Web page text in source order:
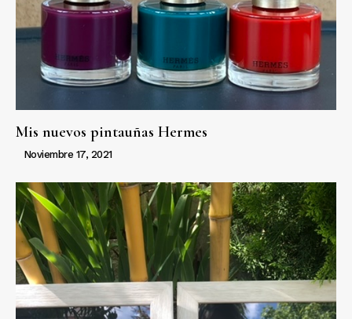
Mis nuevos pintauñas Hermes
Noviembre 17, 2021